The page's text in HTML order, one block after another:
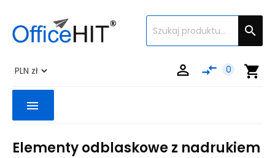

shopping_cart
compare_arrows 0

menu
Elementy odblaskowe z nadrukiem